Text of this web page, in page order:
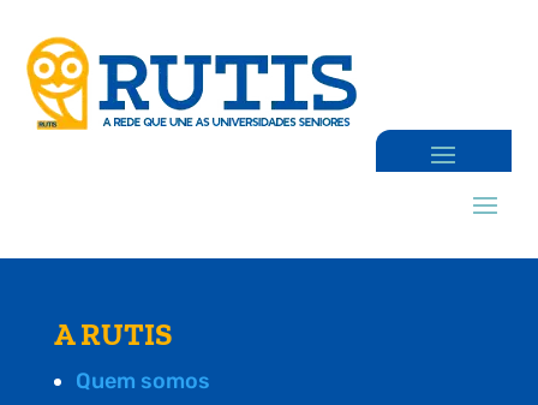
A RUTIS
Quem somos